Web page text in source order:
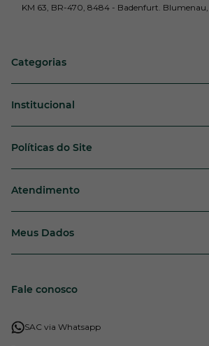
KM 63, BR-470, 8484 - Badenfurt. Blumenau,
Categorias
Institucional
Políticas do Site
Atendimento
Meus Dados
Fale conosco
SAC via Whatsapp